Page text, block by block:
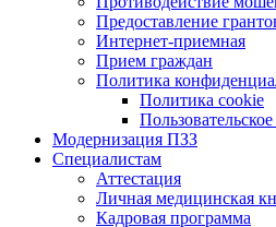
Предоставление
Интернет-приемная
Прием граждан
Политика
Политика cookie
Модернизация ПЗЗ
Специалистам
Аттестация
Личная медицинская
Кадровая программа